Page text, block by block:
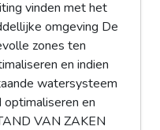
vinden met het
omgeving De
zones ten
en indien
watersysteem
en
VAN ZAKEN